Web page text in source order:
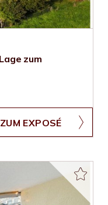
zum
ZUM EXPOSÉ